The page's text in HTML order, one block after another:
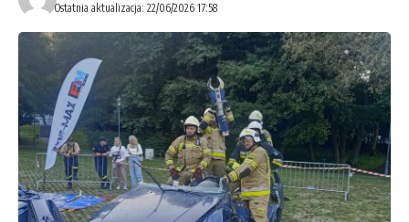
Ostatnia aktualizacja: 22/06/2026 17:58